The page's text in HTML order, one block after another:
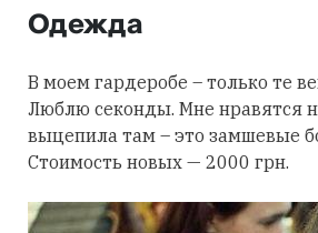
Одежда
В моем гардеробе – только те
Люблю секонды. Мне нравятся
выцепила там – это замшевые
Стоимость новых — 2000 грн.